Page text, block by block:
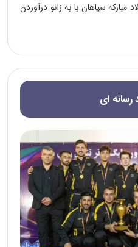
مبارکه سپاهان با به زانو درآوردن
رسانه ای